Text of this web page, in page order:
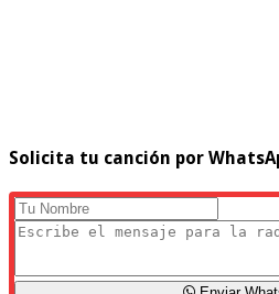
Solicita tu canción por